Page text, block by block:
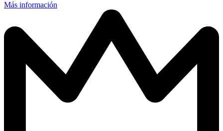
Más información